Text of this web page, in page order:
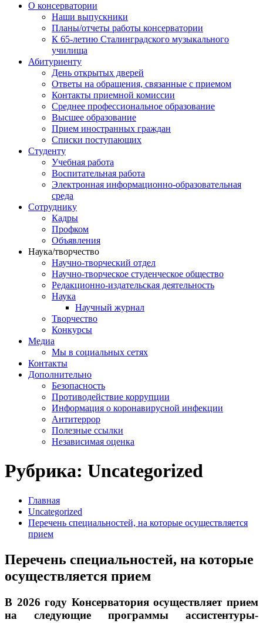
О консерватории
Наши выпускники
Планы/отчеты работы консерватории
К 65-летию Сталинградского музыкального
училища
Абитуриенту
День открытых дверей
Ответы на обращения, связанные с приемом
Контакты приемной комиссии
Среднее профессиональное образование
Высшее образование
Прием иностранных граждан
Списки поступающих
Студенту
Учебная работа
Воспитательная работа
Электронная информационно-образовательная
среда
Сотруднику
Кадры
Профком
Объявления
Наука/творчество
Научно-творческий отдел
Научно-творческое студенческое общество
Редакционно-издательская деятельность
Наука
Научный журнал
Творчество
Конкурсы
Медиа
Мы в социальных сетях
Контакты
Дополнительно
Безопасность
Противодействие коррупции
Информация о коронавирусной инфекции
Антитеррор
Полезные ссылки
Независимая оценка
Рубрика: Uncategorized
Главная
Uncategorized
Перечень специальностей, на которые осуществляется
прием
Перечень специальностей, на которые
осуществляется прием
В 2026 году Консерватория осуществляет прием
на следующие программы ассистентуры-